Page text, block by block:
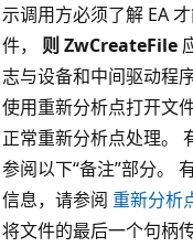
示调用方必须了解 EA
件， 则 ZwCreateFile
志与设备和中间驱动程
使用重新分析点打开文
正常重新分析点处理。
参阅以下“备注”部分。
信息，请参阅 重新分析
将文件的最后一个句柄